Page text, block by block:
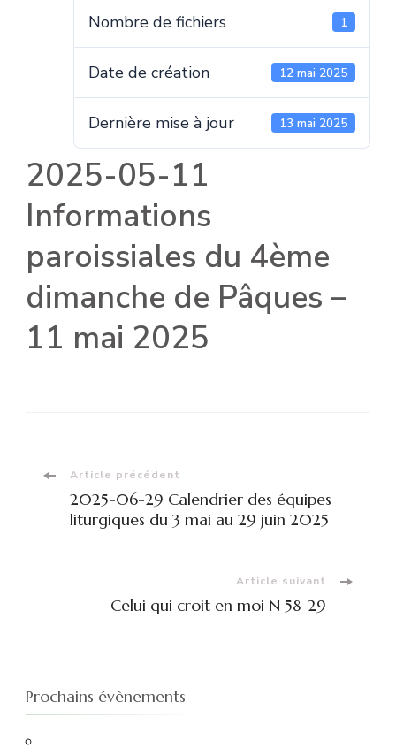
Nombre de fichiers 1
Date de création 12 mai 2025
Dernière mise à jour 13 mai 2025
2025-05-11
Informations
paroissiales du 4ème
dimanche de Pâques –
11 mai 2025
Navigation
d'article
Article précédent
2025-06-29 Calendrier des équipes
liturgiques du 3 mai au 29 juin 2025
Article suivant
Celui qui croit en moi N 58-29
Prochains évènements